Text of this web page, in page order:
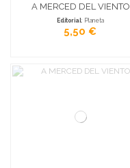
A MERCED DEL VIENTO
Editorial: Planeta
5,50 €